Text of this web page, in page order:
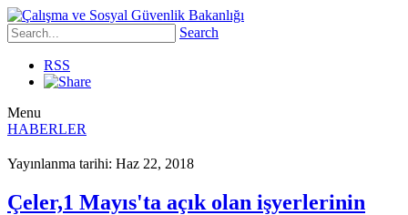
Search
RSS
Menu
HABERLER
Yayınlanma tarihi: Haz 22, 2018
Çeler,1 Mayıs'ta açık olan işyerlerinin